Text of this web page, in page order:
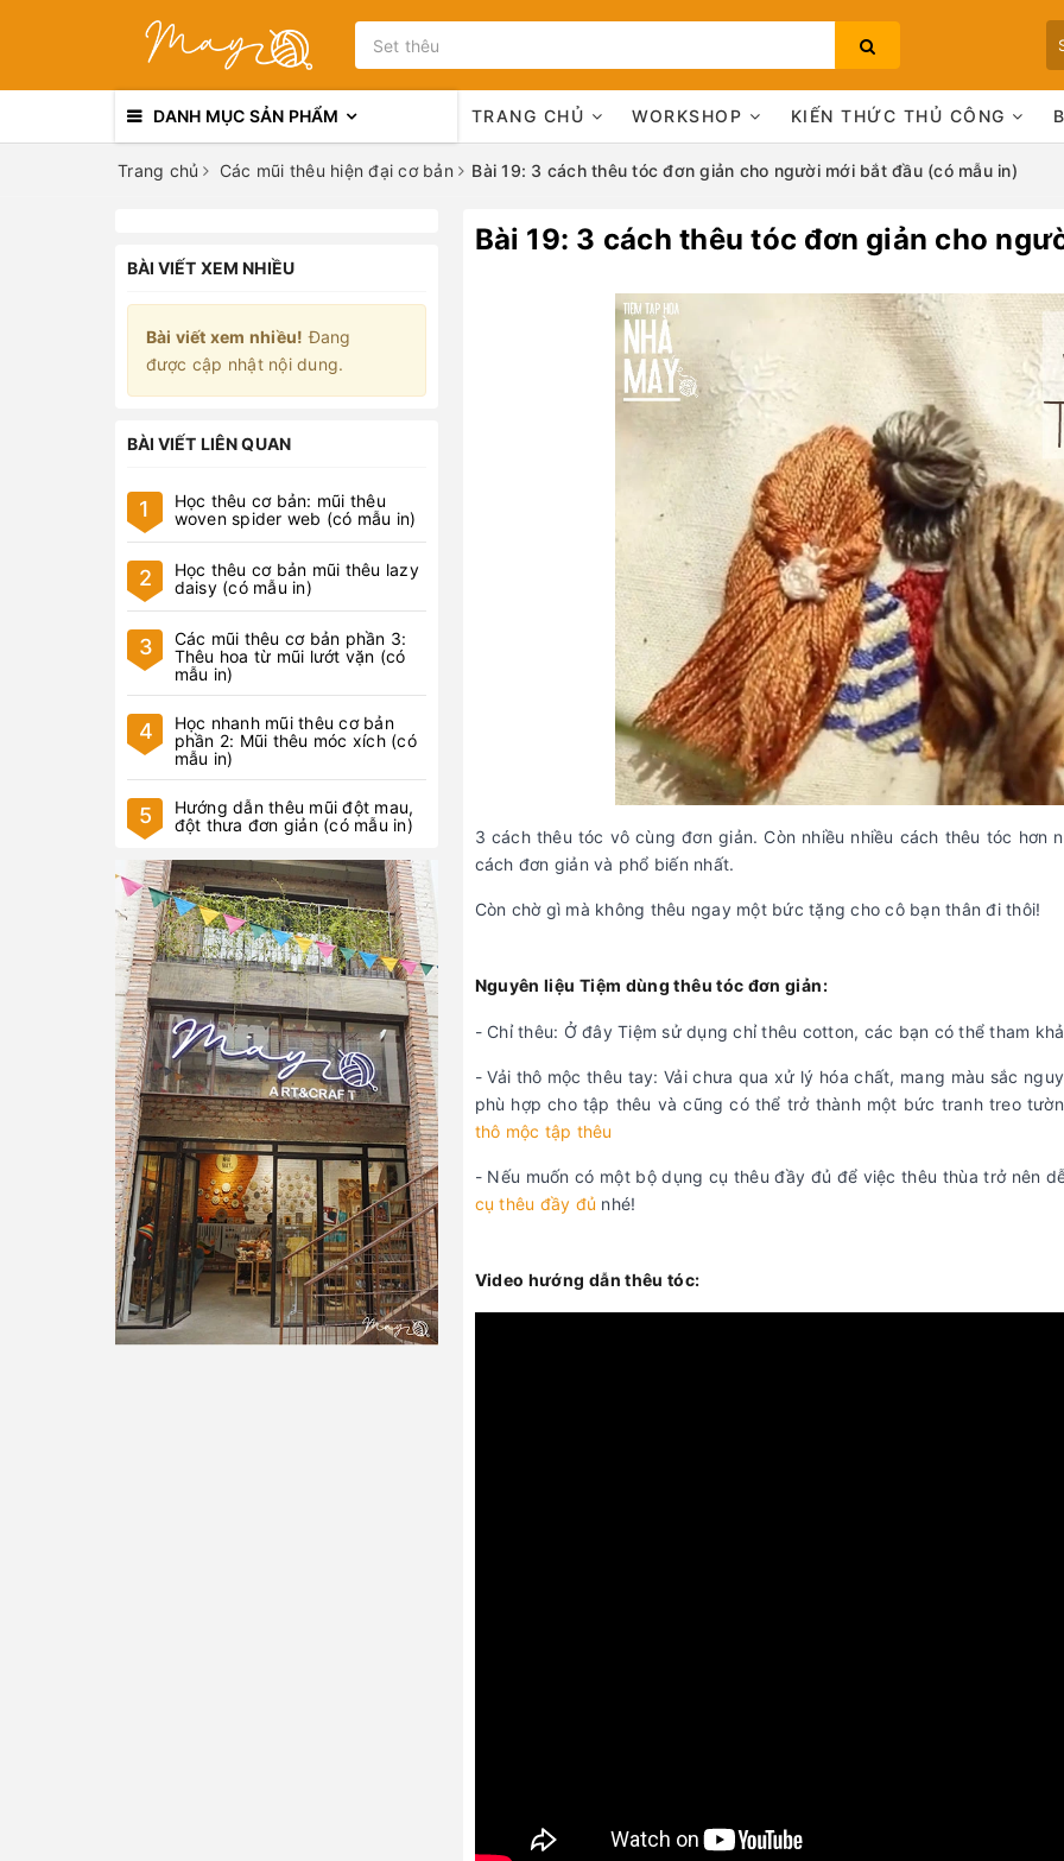
DANH MỤC SẢN PHẨM TRANG CHỦ WORKSHOP KIẾN THỨC THỦ CÔNG
Trang chủ Các mũi thêu hiện đại cơ bản Bài 19: 3 cách thêu tóc đơn giản cho người mới bắt đầu (có mẫu in)
Bài 19: 3 cách thêu tóc đơn giản cho
3 cách thêu tóc vô cùng đơn giản. Còn nhiều nhiều cách thêu tóc hơn
cách đơn giản và phổ biến nhất.
Còn chờ gì mà không thêu ngay một bức tặng cho cô bạn thân đi thôi!
Nguyên liệu Tiệm dùng thêu tóc đơn giản:
- Chỉ thêu: Ở đây Tiệm sử dụng chỉ thêu cotton, các bạn có thể tham
- Vải thô mộc thêu tay: Vải chưa qua xử lý hóa chất, mang màu sắc
phù hợp cho tập thêu và cũng có thể trở thành một bức tranh treo
thô mộc tập thêu
- Nếu muốn có một bộ dụng cụ thêu đầy đủ để việc thêu thùa trở nên
cụ thêu đầy đủ nhé!
Video hướng dẫn thêu tóc:
BÀI VIẾT XEM NHIỀU
Bài viết xem nhiều! Đang
được cập nhật nội dung.
BÀI VIẾT LIÊN QUAN
1
Học thêu cơ bản: mũi thêu
woven spider web (có mẫu in)
2
Học thêu cơ bản mũi thêu lazy
daisy (có mẫu in)
3
Các mũi thêu cơ bản phần 3:
Thêu hoa từ mũi lướt vặn (có
mẫu in)
4
Học nhanh mũi thêu cơ bản
phần 2: Mũi thêu móc xích (có
mẫu in)
5
Hướng dẫn thêu mũi đột mau,
đột thưa đơn giản (có mẫu in)